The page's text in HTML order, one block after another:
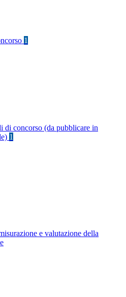
1
di concorso (da pubblicare in
1
e valutazione della